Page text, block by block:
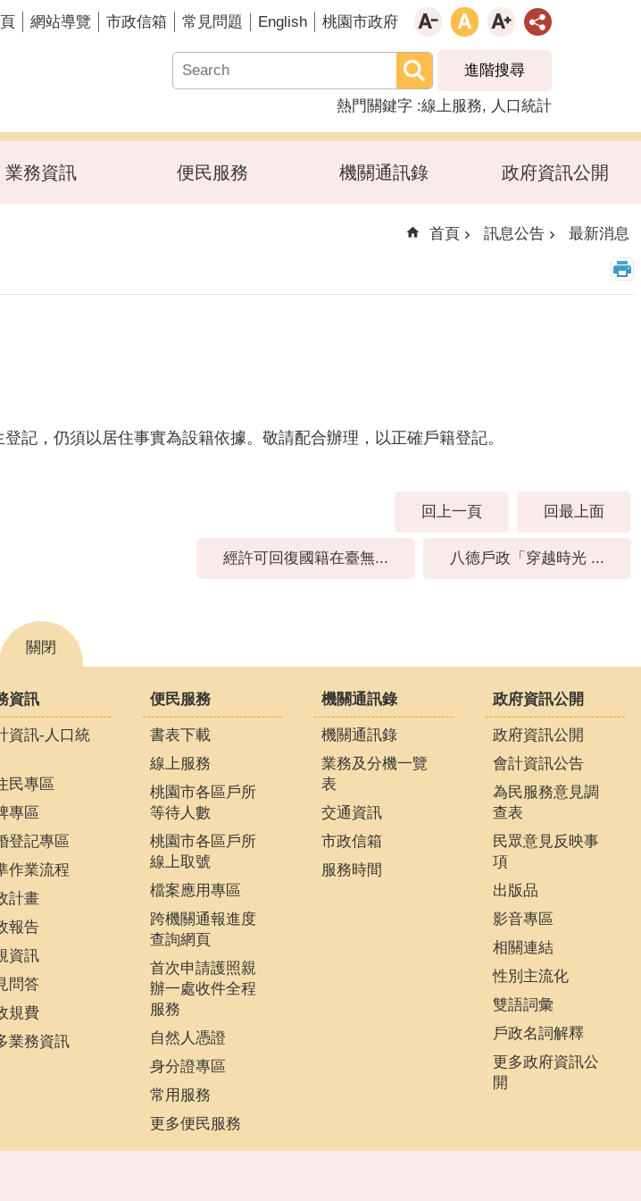
網站導覽 市政信箱 常見問題 English 桃園市政府
進階搜尋
熱門關鍵字 線上服務 人口統計
業務資訊 便民服務 機關通訊錄 政府資訊公開
首頁 訊息公告 最新消息
記，仍須以居住事實為設籍依據。敬請配合辦理，以正確戶籍登記。
回上一頁 回最上面
經許可回復國籍在臺無... 八德戶政「穿越時光 ...
關閉
資訊
資訊-人口統
民專區
專區
登記專區
作業流程
計畫
報告
資訊
問答
規費
業務資訊
便民服務
書表下載
線上服務
桃園市各區戶所
等待人數
桃園市各區戶所
線上取號
檔案應用專區
跨機關通報進度
查詢網頁
首次申請護照親
辦一處收件全程
服務
自然人憑證
身分證專區
常用服務
更多便民服務
機關通訊錄
機關通訊錄
業務及分機一覽
表
交通資訊
市政信箱
服務時間
政府資訊公開
政府資訊公開
會計資訊公告
為民服務意見調
查表
民眾意見反映事
項
出版品
影音專區
相關連結
性別主流化
雙語詞彙
戶政名詞解釋
更多政府資訊公
開